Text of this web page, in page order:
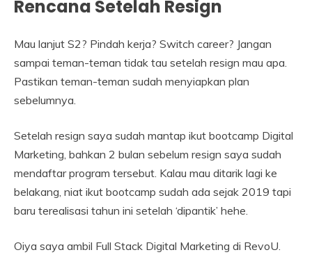
Rencana Setelah Resign
Mau lanjut S2? Pindah kerja? Switch career? Jangan
sampai teman-teman tidak tau setelah resign mau apa.
Pastikan teman-teman sudah menyiapkan plan
sebelumnya.
Setelah resign saya sudah mantap ikut bootcamp Digital
Marketing, bahkan 2 bulan sebelum resign saya sudah
mendaftar program tersebut. Kalau mau ditarik lagi ke
belakang, niat ikut bootcamp sudah ada sejak 2019 tapi
baru terealisasi tahun ini setelah ‘dipantik’ hehe.
Oiya saya ambil Full Stack Digital Marketing di RevoU.